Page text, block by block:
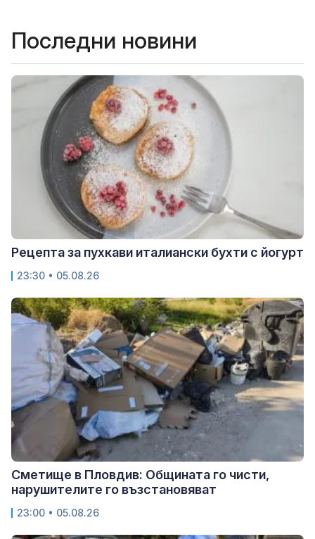
Последни новини
Рецепта за пухкави италиански бухти с йогурт
23:30 • 05.08.26
Сметище в Пловдив: Общината го чисти,
нарушителите го възстановяват
23:00 • 05.08.26